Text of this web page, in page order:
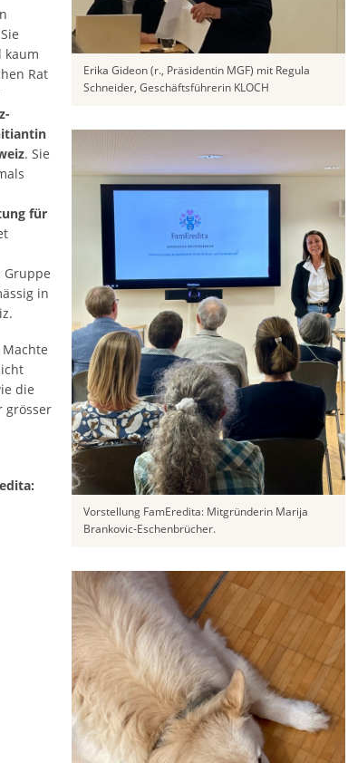
Erika Gideon (r., Präsidentin MGF) mit Regula
Schneider, Geschäftsführerin KLOCH
Vorstellung FamEredita: Mitgründerin Marija
Brankovic-Eschenbrücher.
kaum
Rat
. Sie
für
Gruppe
in
die
grösser